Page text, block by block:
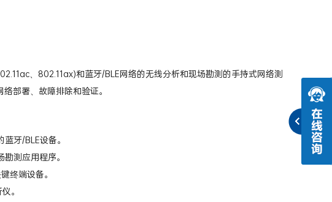
、802.11ax)和蓝牙/BLE网络的无线分析和现场勘测的手持式网络测
部署、故障排除和验证。
牙/BLE设备。
测应用程序。
终端设备。
。